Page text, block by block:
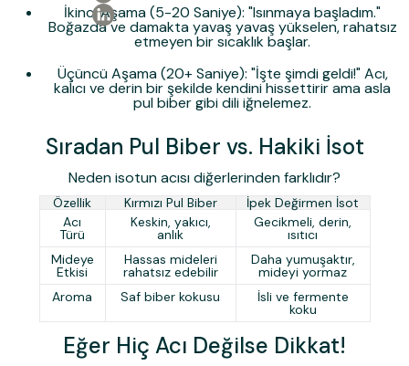
İkinci Aşama (5-20 Saniye): "Isınmaya başladım."
Boğazda ve damakta yavaş yavaş yükselen, rahatsız
etmeyen bir sıcaklık başlar.
Üçüncü Aşama (20+ Saniye): "İşte şimdi geldi!" Acı,
kalıcı ve derin bir şekilde kendini hissettirir ama asla
pul biber gibi dili iğnelemez.
Sıradan Pul Biber vs. Hakiki İsot
Neden isotun acısı diğerlerinden farklıdır?
Özellik Kırmızı Pul Biber
İpek Değirmen İsot
Acı
Türü
Keskin, yakıcı,
anlık
Gecikmeli, derin,
ısıtıcı
Mideye
Etkisi
Hassas mideleri
rahatsız edebilir
Daha yumuşaktır,
mideyi yormaz
Aroma
Saf biber kokusu İsli ve fermente
koku
Eğer Hiç Acı Değilse Dikkat!